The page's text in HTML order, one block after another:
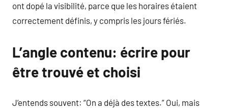
ont dopé la visibilité, parce que les horaires étaient
correctement définis, y compris les jours fériés.
L’angle contenu: écrire pour
être trouvé et choisi
J’entends souvent: “On a déjà des textes.” Oui, mais